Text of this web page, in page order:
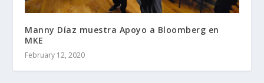
Manny Díaz muestra Apoyo a Bloomberg en
MKE
February 12, 2020